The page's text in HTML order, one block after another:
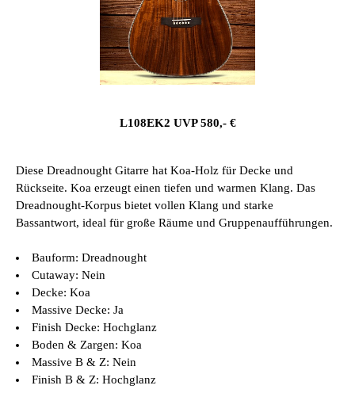
L108EK2 UVP 580,- €
Diese Dreadnought Gitarre hat Koa-Holz für Decke und
Rückseite. Koa erzeugt einen tiefen und warmen Klang. Das
Dreadnought-Korpus bietet vollen Klang und starke
Bassantwort, ideal für große Räume und Gruppenaufführungen.
Bauform: Dreadnought
Cutaway: Nein
Decke: Koa
Massive Decke: Ja
Finish Decke: Hochglanz
Boden & Zargen: Koa
Massive B & Z: Nein
Finish B & Z: Hochglanz